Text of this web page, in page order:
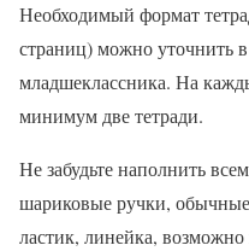
Необходимый формат
страниц) можно уточнить
младшеклассника. На
минимум две тетради.
Не забудьте наполнить
шариковые ручки,
ластик, линейка,